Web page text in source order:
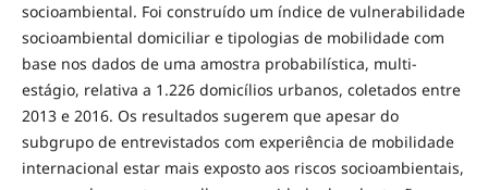
socioambiental. Foi construído um índice de vulnerabilidade
socioambiental domiciliar e tipologias de mobilidade com
base nos dados de uma amostra probabilística, multi-
estágio, relativa a 1.226 domicílios urbanos, coletados entre
2013 e 2016. Os resultados sugerem que apesar do
subgrupo de entrevistados com experiência de mobilidade
internacional estar mais exposto aos riscos socioambientais,